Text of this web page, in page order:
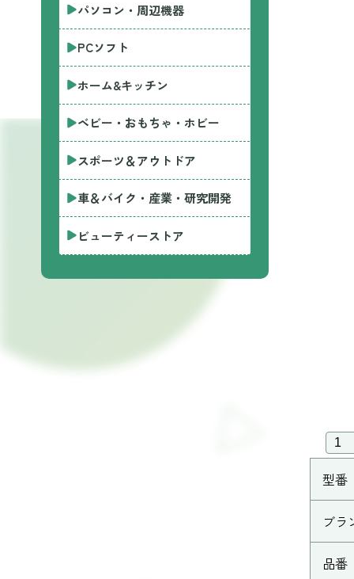
型番
ブラ
品番
パソコン・周辺機器
PCソフト
ホーム&キッチン
ベビー・おもちゃ・ホビー
スポーツ＆アウトドア
車＆バイク・産業・研究開発
ビューティーストア